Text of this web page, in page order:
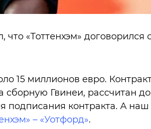
«Тоттенхэм» договорился
15 миллионов евро.
Гвинеи, рассчитан
контракта. А наш
– «Уотфорд».